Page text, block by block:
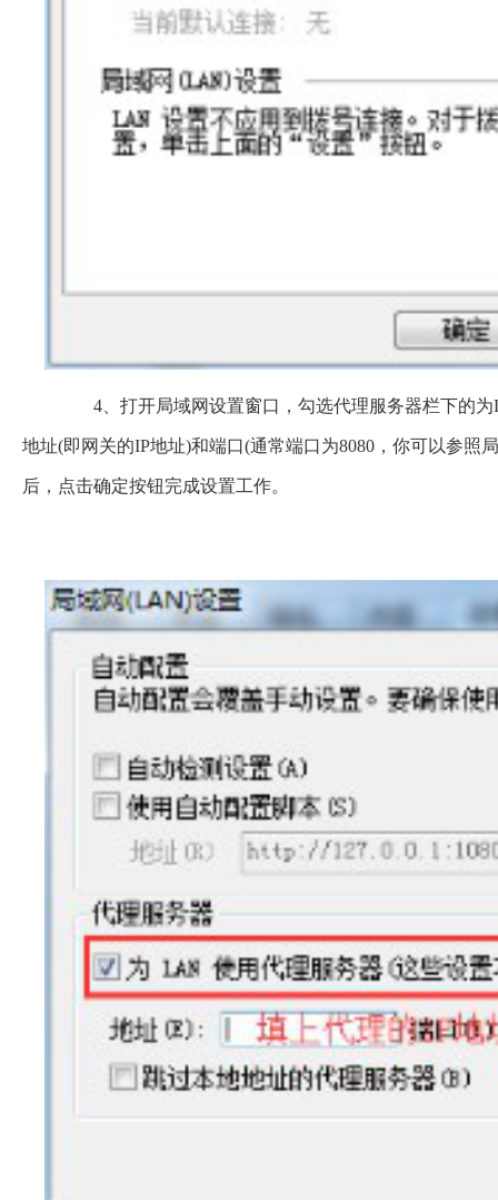
4、打开局域网设置窗口，勾选代理服务器栏下的为
地址(即网关的IP地址)和端口(通常端口为8080，你可以参照
后，点击确定按钮完成设置工作。